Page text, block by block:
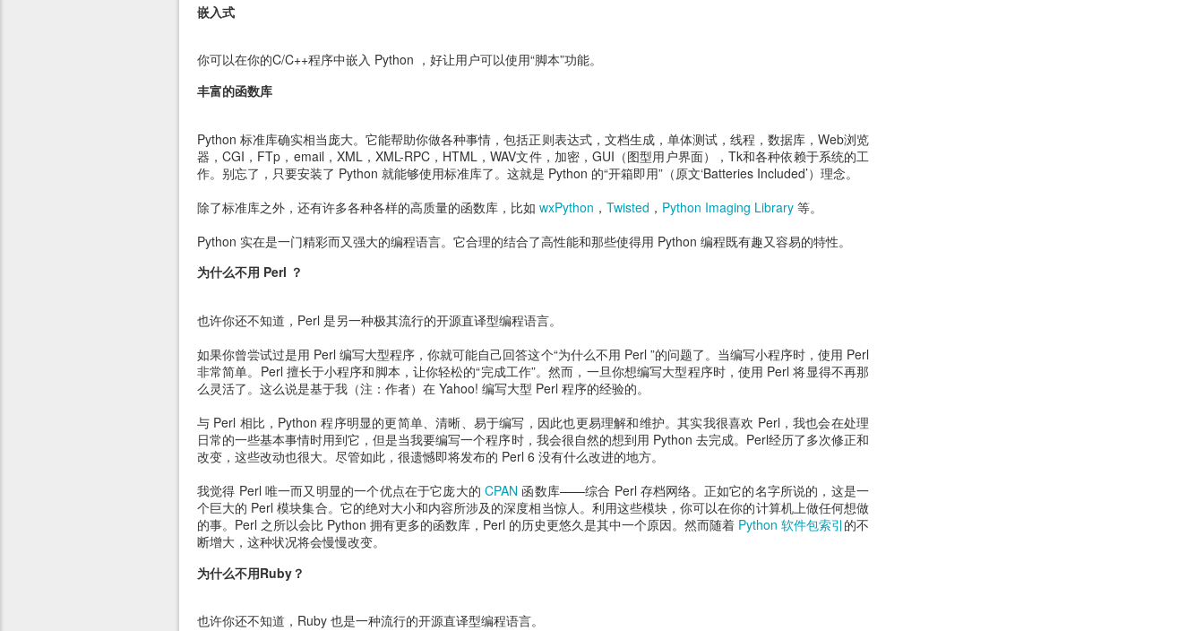
嵌入式
你可以在你的C/C++程序中嵌入 Python ，好让用户可以使用“脚本”功能。
丰富的函数库
Python 标准库确实相当庞大。它能帮助你做各种事情，包括正则表达式，文档生成，单体测试，线程，数据库，Web浏览
器，CGI，FTp，email，XML，XML-RPC，HTML，WAV文件，加密，GUI（图型用户界面），Tk和各种依赖于系统的工
作。别忘了，只要安装了 Python 就能够使用标准库了。这就是 Python 的“开箱即用”（原文‘Batteries Included’）理念。
除了标准库之外，还有许多各种各样的高质量的函数库，比如 wxPython ， Twisted ， Python Imaging Library 等。
Python 实在是一门精彩而又强大的编程语言。它合理的结合了高性能和那些使得用 Python 编程既有趣又容易的特性。
为什么不用 Perl ？
也许你还不知道，Perl 是另一种极其流行的开源直译型编程语言。
如果你曾尝试过是用 Perl 编写大型程序，你就可能自己回答这个“为什么不用 Perl ”的问题了。当编写小程序时，使用 Perl
非常简单。Perl 擅长于小程序和脚本，让你轻松的“完成工作”。然而，一旦你想编写大型程序时，使用 Perl 将显得不再那
么灵活了。这么说是基于我（注：作者）在 Yahoo! 编写大型 Perl 程序的经验的。
与 Perl 相比，Python 程序明显的更简单、清晰、易于编写，因此也更易理解和维护。其实我很喜欢 Perl，我也会在处理
日常的一些基本事情时用到它，但是当我要编写一个程序时，我会很自然的想到用 Python 去完成。Perl经历了多次修正和
改变，这些改动也很大。尽管如此，很遗憾即将发布的 Perl 6 没有什么改进的地方。
我觉得 Perl 唯一而又明显的一个优点在于它庞大的CPAN 函数库——综合 Perl 存档网络。正如它的名字所说的，这是一
个巨大的 Perl 模块集合。它的绝对大小和内容所涉及的深度相当惊人。利用这些模块，你可以在你的计算机上做任何想做
的事。Perl 之所以会比 Python 拥有更多的函数库，Perl 的历史更悠久是其中一个原因。然而随着 Python 软件包索引 的不
断增大，这种状况将会慢慢改变。
为什么不用Ruby？
也许你还不知道，Ruby 也是一种流行的开源直译型编程语言。